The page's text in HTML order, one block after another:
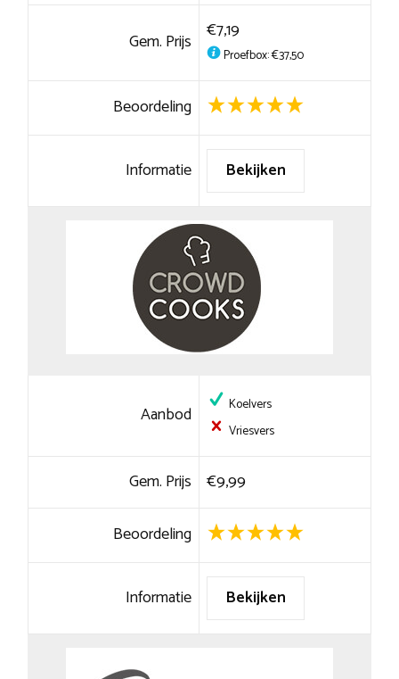
Gem. Prijs €7,19
Proefbox: €37,50
Beoordeling
Informatie Bekijken
Aanbod
Koelvers
Vriesvers
Gem. Prijs €9,99
Beoordeling
Informatie Bekijken